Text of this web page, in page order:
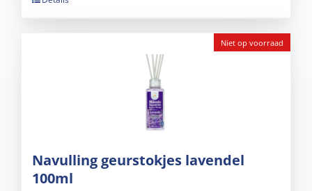
Niet op voorraad
Navulling geurstokjes lavendel
100ml